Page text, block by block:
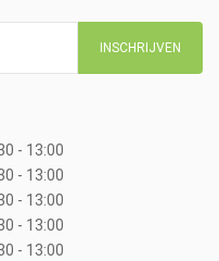
INSCHRIJVEN
- 13:00
- 13:00
- 13:00
- 13:00
- 13:00